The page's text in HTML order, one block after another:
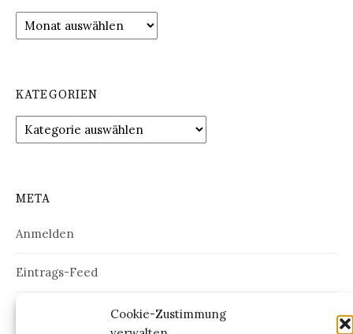
Cookie-Zustimmung
Archiv
KATEGORIEN
Kategorien
META
Anmelden
Eintrags-Feed
Kommentar-Feed